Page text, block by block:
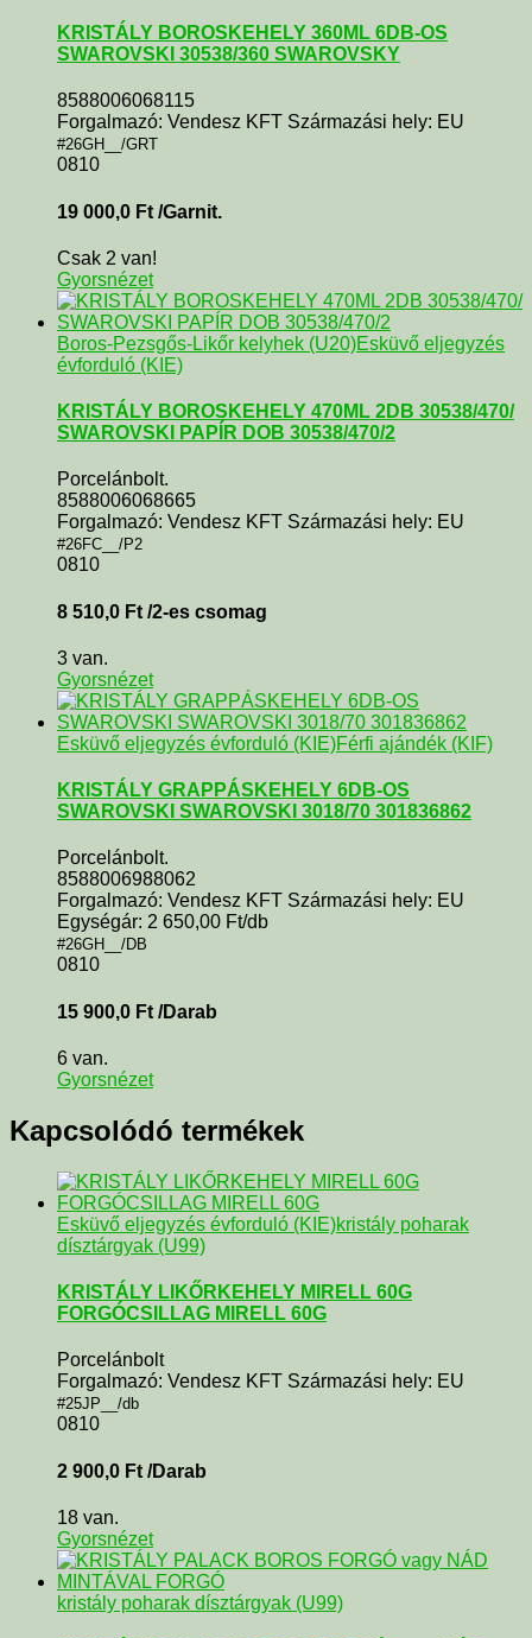
KRISTÁLY BOROSKEHELY 360ML 6DB-OS
SWAROVSKI 30538/360 SWAROVSKY
8588006068115
Forgalmazó: Vendesz KFT Származási hely: EU
#26GH__/GRT
0810
19 000,0 Ft /Garnit.
Csak 2 van!
Gyorsnézet
Boros-Pezsgős-Likőr kelyhek (U20)Esküvő eljegyzés
évforduló (KIE)
KRISTÁLY BOROSKEHELY 470ML 2DB 30538/470/
SWAROVSKI PAPÍR DOB 30538/470/2
Porcelánbolt.
8588006068665
Forgalmazó: Vendesz KFT Származási hely: EU
#26FC__/P2
0810
8 510,0 Ft /2-es csomag
3 van.
Gyorsnézet
Esküvő eljegyzés évforduló (KIE)Férfi ajándék (KIF)
KRISTÁLY GRAPPÁSKEHELY 6DB-OS
SWAROVSKI SWAROVSKI 3018/70 301836862
Porcelánbolt.
8588006988062
Forgalmazó: Vendesz KFT Származási hely: EU
Egységár: 2 650,00 Ft/db
#26GH__/DB
0810
15 900,0 Ft /Darab
6 van.
Gyorsnézet
Kapcsolódó termékek
Esküvő eljegyzés évforduló (KIE)kristály poharak
dísztárgyak (U99)
KRISTÁLY LIKŐRKEHELY MIRELL 60G
FORGÓCSILLAG MIRELL 60G
Porcelánbolt
Forgalmazó: Vendesz KFT Származási hely: EU
#25JP__/db
0810
2 900,0 Ft /Darab
18 van.
Gyorsnézet
kristály poharak dísztárgyak (U99)